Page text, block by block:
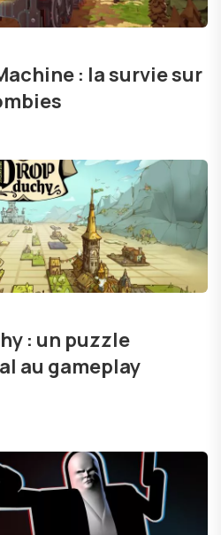
: la survie sur
: un puzzle
au gameplay